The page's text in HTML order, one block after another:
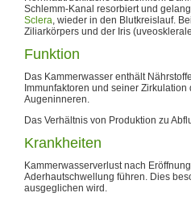
Schlemm-Kanal resorbiert und
Sclera, wieder in den Blutkreislauf.
Ziliarkörpers und der Iris
Funktion
Das Kammerwasser enthält
Immunfaktoren und seiner
Augeninneren.
Das Verhältnis von Produktion zu
Krankheiten
Kammerwasserverlust nach
Aderhautschwellung führen. Dies
ausgeglichen wird.